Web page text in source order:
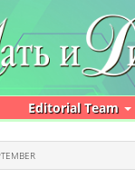
Editorial Team